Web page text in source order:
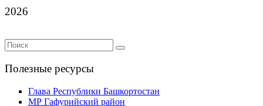
2026
Полезные ресурсы
Глава Республики Башкортостан
МР Гафурийский район